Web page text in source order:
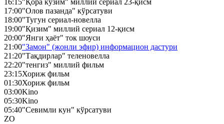
16:15"Қора кўзим" миллий сериал 23-қисм
17:00"Олов пазанда" кўрсатуви
18:00"Тугун сериал-новелла
19:00"Қизим" миллий сериал 12-қисм
20:00"Янги ҳаёт" ток шоуси
21:00"Замон" (жонли эфир) информацион дастури
21:20"Тақдирлар" теленовелла
22:20"тенгиз" миллий фильм
23:15Хориж фильм
01:30Хориж фильм
03:00Kino
05:30Kino
05:40"Севимли кун" кўрсатуви
ZO